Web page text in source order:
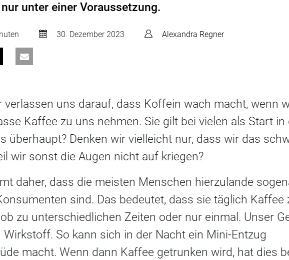
unter einer Voraussetzung.
30. Dezember 2023 Alexandra Regner
verlassen uns darauf, dass Koffein wach macht, wenn
Kaffee zu uns nehmen. Sie gilt bei vielen als Start in
überhaupt? Denken wir vielleicht nur, dass wir das
wir sonst die Augen nicht auf kriegen?
daher, dass die meisten Menschen hierzulande
sind. Das bedeutet, dass sie täglich Kaffee
zu unterschiedlichen Zeiten oder nur einmal. Unser
So kann sich in der Nacht ein Mini-Entzug
macht. Wenn dann Kaffee getrunken wird, hat dies